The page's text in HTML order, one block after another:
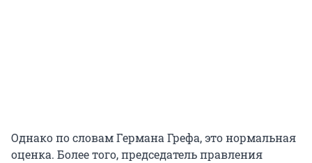
Однако по словам Германа Грефа, это нормальная
оценка. Более того, председатель правления